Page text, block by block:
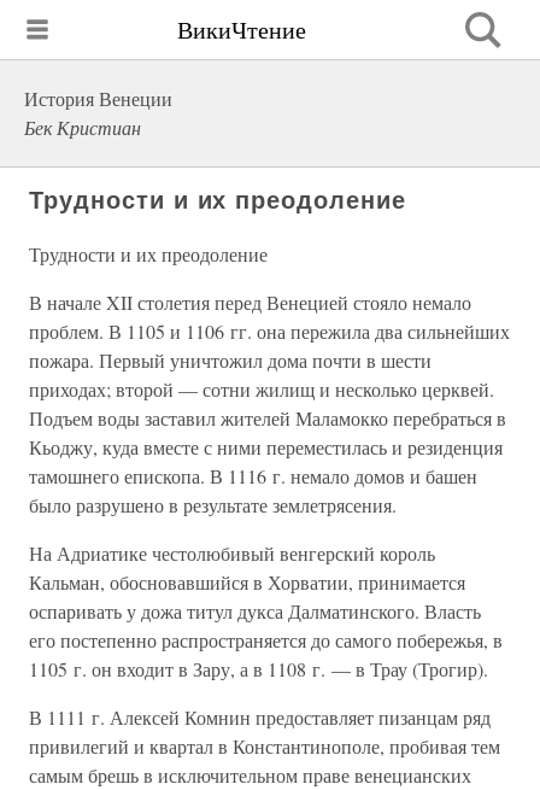
ВикиЧтение
История Венеции
Бек Кристиан
Трудности и их преодоление
Трудности и их преодоление
В начале XII столетия перед Венецией стояло немало
проблем. В 1105 и 1106 гг. она пережила два сильнейших
пожара. Первый уничтожил дома почти в шести
приходах; второй — сотни жилищ и несколько церквей.
Подъем воды заставил жителей Маламокко перебраться в
Кьоджу, куда вместе с ними переместилась и резиденция
тамошнего епископа. В 1116 г. немало домов и башен
было разрушено в результате землетрясения.
На Адриатике честолюбивый венгерский король
Кальман, обосновавшийся в Хорватии, принимается
оспаривать у дожа титул дукса Далматинского. Власть
его постепенно распространяется до самого побережья, в
1105 г. он входит в Зару, а в 1108 г. — в Трау (Трогир).
В 1111 г. Алексей Комнин предоставляет пизанцам ряд
привилегий и квартал в Константинополе, пробивая тем
самым брешь в исключительном праве венецианских